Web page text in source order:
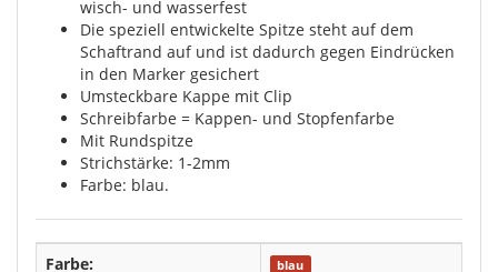
wisch- und wasserfest
Die speziell entwickelte Spitze steht auf dem
Schaftrand auf und ist dadurch gegen Eindrücken
in den Marker gesichert
Umsteckbare Kappe mit Clip
Schreibfarbe = Kappen- und Stopfenfarbe
Mit Rundspitze
Strichstärke: 1-2mm
Farbe: blau.
Farbe: blau